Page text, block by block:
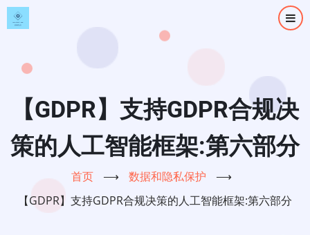
跳
转
【GDPR】支持GDPR合规决
策的人工智能框架:第六部分
首页 ⟶ 数据和隐私保护
⟶
【GDPR】支持GDPR合规决策的人工智能框架:第六部分